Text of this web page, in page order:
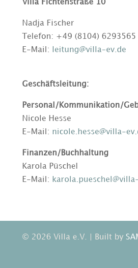
Villa Fichtenstraße 10
Nadja Fischer
Telefon: +49 (8104) 6293565
E-Mail:
leitung@villa-ev.de
Geschäftsleitung:
Personal/Kommunikation/
Nicole Hesse
E-Mail: nicole.hesse@villa-
Finanzen/Buchhaltung
Karola Püschel
E-Mail:
© 2026 Villa e.V. | Built by